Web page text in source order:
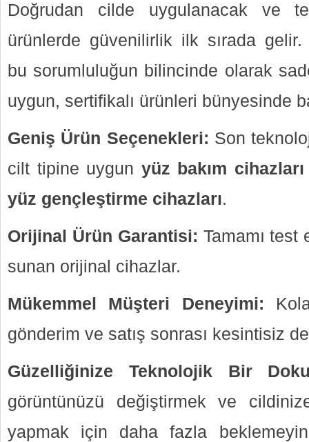
Doğrudan cilde uygulanacak ve
ürünlerde güvenilirlik ilk sırada
bu sorumluluğun bilincinde olarak
uygun, sertifikalı ürünleri bünyesinde
Geniş Ürün Seçenekleri: Son
cilt tipine uygun yüz bakım cihazları
yüz gençleştirme cihazları.
Orijinal Ürün Garantisi: Tamamı test
sunan orijinal cihazlar.
Mükemmel Müşteri Deneyimi:
gönderim ve satış sonrası kesintisiz
Güzelliğinize Teknolojik Bir
görüntünüzü değiştirmek ve
yapmak için daha fazla